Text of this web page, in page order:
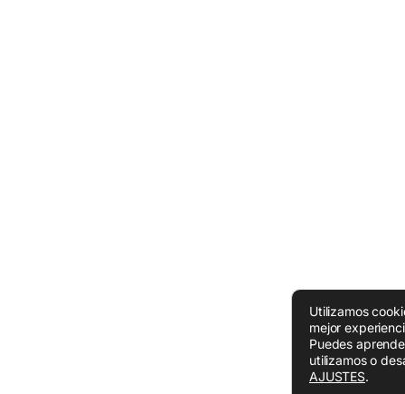
Utilizamos
mejor
Puedes
utilizamos o
AJUSTES.